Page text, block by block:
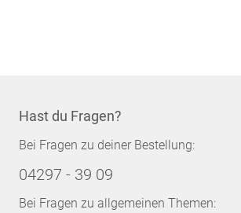
Hast du Fragen?
Bei Fragen zu deiner Bestellung:
04297 - 39 09
Bei Fragen zu allgemeinen Themen: